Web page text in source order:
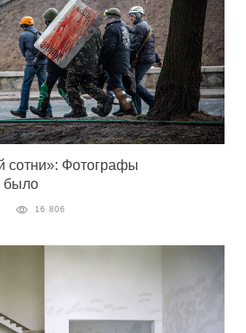
сотни»: Фотографы
было
16 806